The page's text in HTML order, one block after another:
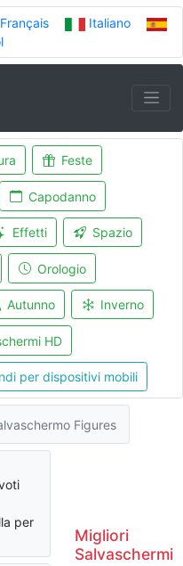
Français
Italiano
Feste
Capodanno
Effetti Spazio
Orologio
Autunno Inverno
HD
per dispositivi mobili
Figures
per
Migliori
Salvaschermi